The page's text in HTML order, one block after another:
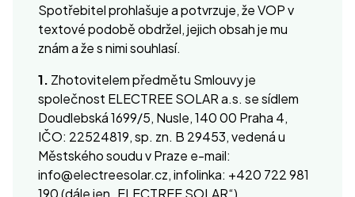
Spotřebitel prohlašuje a potvrzuje, že VOP v
textové podobě obdržel, jejich obsah je mu
znám a že s nimi souhlasí.
1. Zhotovitelem předmětu Smlouvy je
společnost ELECTREE SOLAR a.s. se sídlem
Doudlebská 1699/5, Nusle, 140 00 Praha 4,
IČO: 22524819, sp. zn. B 29453, vedená u
Městského soudu v Praze e-mail:
info@electreesolar.cz, infolinka: +420 722 981
190 (dále jen „ELECTREE SOLAR“).